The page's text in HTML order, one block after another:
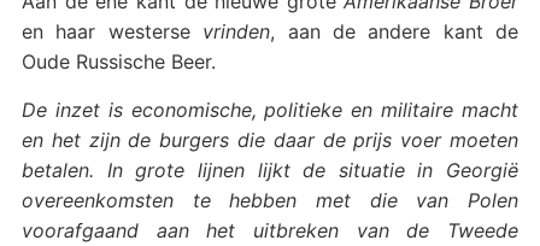
en haar westerse vrinden, aan de andere kant de
Oude Russische Beer.
De inzet is economische, politieke en militaire macht
en het zijn de burgers die daar de prijs voer moeten
betalen. In grote lijnen lijkt de situatie in Georgië
overeenkomsten te hebben met die van Polen
voorafgaand aan het uitbreken van de Tweede